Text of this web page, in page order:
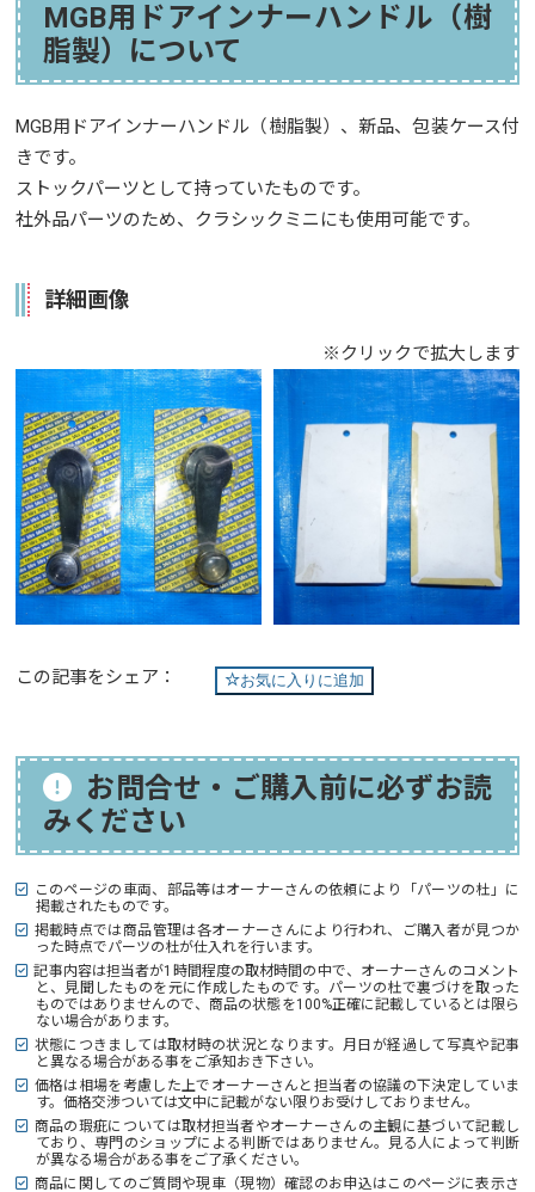
MGB用ドアインナーハンドル（樹
脂製）について
MGB用ドアインナーハンドル（樹脂製）、新品、包装ケース付
きです。
ストックパーツとして持っていたものです。
社外品パーツのため、クラシックミニにも使用可能です。
詳細画像
※クリックで拡大します
お気に入りに追加
この記事をシェア：
お問合せ・ご購入前に必ずお読
みください
このページの車両、部品等はオーナーさんの依頼により「パーツの杜」に
掲載されたものです。
掲載時点では商品管理は各オーナーさんにより行われ、ご購入者が見つか
った時点でパーツの杜が仕入れを行います。
記事内容は担当者が1時間程度の取材時間の中で、オーナーさんのコメント
と、見聞したものを元に作成したものです。パーツの杜で裏づけを取った
ものではありませんので、商品の状態を100%正確に記載しているとは限ら
ない場合があります。
状態につきましては取材時の状況となります。月日が経過して写真や記事
と異なる場合がある事をご承知おき下さい。
価格は相場を考慮した上でオーナーさんと担当者の協議の下決定していま
す。価格交渉ついては文中に記載がない限りお受けしておりません。
商品の瑕疵については取材担当者やオーナーさんの主観に基づいて記載し
ており、専門のショップによる判断ではありません。見る人によって判断
が異なる場合がある事をご了承ください。
商品に関してのご質問や現車（現物）確認のお申込はこのページに表示さ